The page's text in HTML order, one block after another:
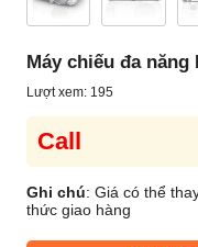
Máy chiếu đa năng
Lượt xem: 195
Call
Ghi chú: Giá có thể
thức giao hàng